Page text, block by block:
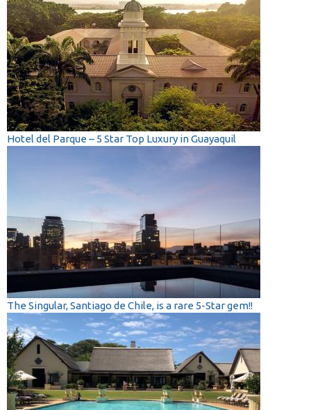
Hotel del Parque – 5 Star Top Luxury in Guayaquil
The Singular, Santiago de Chile, is a rare 5-Star gem!!